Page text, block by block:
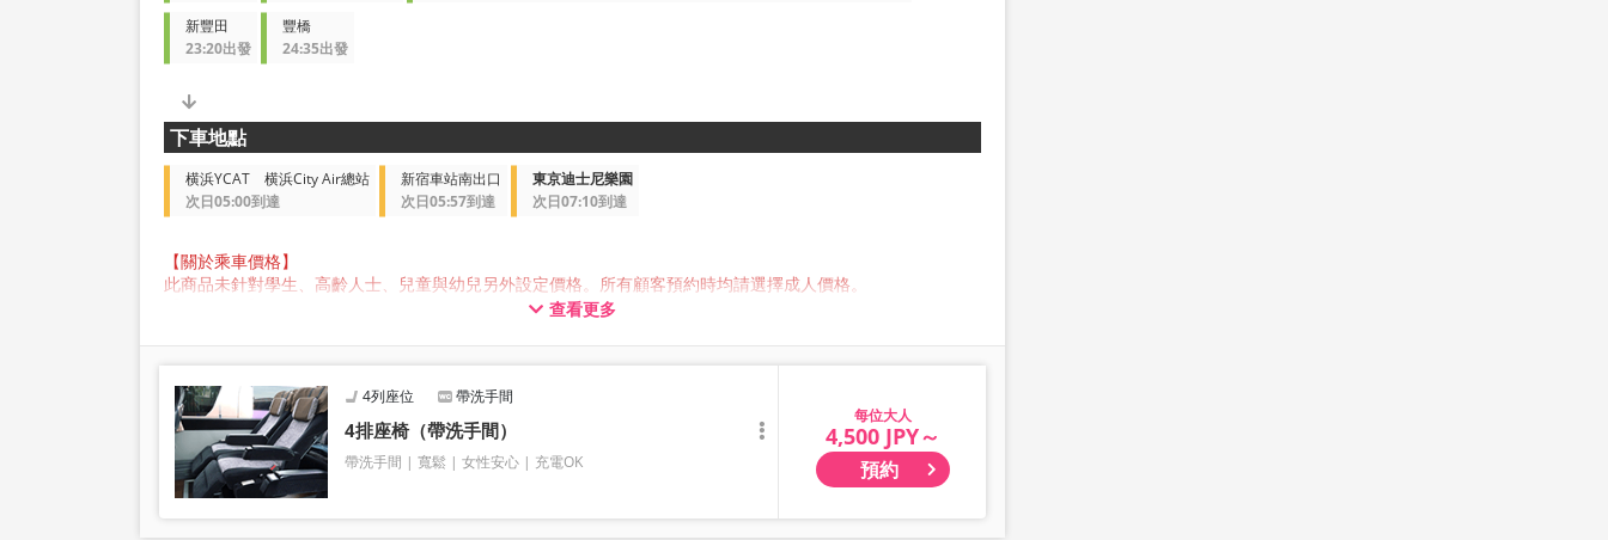
新豐田
23:20出發
豐橋
24:35出發
下車地點
横浜YCAT 横浜City Air總站
次日05:00到達
新宿車站南出口
次日05:57到達
東京迪士尼樂園
次日07:10到達
【關於乘車價格】
此商品未針對學生、高齡人士、兒童與幼兒另外設定價格。所有顧客預約時均請選擇成人價格。
公斤，每人限定一件。超過此尺寸的行李不能帶上車或存放在後行李箱中，因此敬請提前自行委託業者托運。
我們不接受樂器、自行車、滑雪板、易碎物品、危險物品、貴重物品或寵物等大件行李，敬請理解與見諒。
查看更多
4列座位 帶洗手間
4排座椅（帶洗手間）
帶洗手間 寬鬆 女性安心 充電OK
大人
4,500 JPY～
預約